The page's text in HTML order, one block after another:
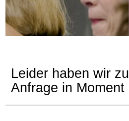
Leider haben wir
Anfrage in Moment